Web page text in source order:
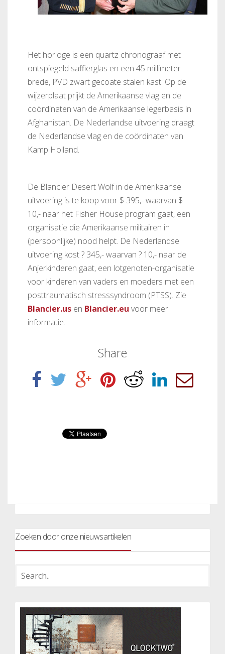
Het horloge is een quartz chronograaf met
ontspiegeld saffierglas en een 45 millimeter
brede, PVD zwart gecoate stalen kast. Op de
wijzerplaat prijkt de Amerikaanse vlag en de
coördinaten van de Amerikaanse legerbasis in
Afghanistan. De Nederlandse uitvoering draagt
de Nederlandse vlag en de coördinaten van
Kamp Holland.
De Blancier Desert Wolf in de Amerikaanse
uitvoering is te koop voor $ 395,- waarvan $
10,- naar het Fisher House program gaat, een
organisatie die Amerikaanse militairen in
(persoonlijke) nood helpt. De Nederlandse
uitvoering kost ? 345,- waarvan ? 10,- naar de
Anjerkinderen gaat, een lotgenoten-organisatie
voor kinderen van vaders en moeders met een
posttraumatisch stresssyndroom (PTSS). Zie
Blancier.us en Blancier.eu voor meer
informatie.
Share
Zoeken door onze nieuwsartikelen